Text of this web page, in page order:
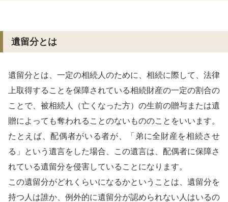
遺留分とは
遺留分とは、一定の相続人のために、相続に際して、法律
上取得することを保障されている相続財産の一定の割合の
ことで、被相続人（亡くなった方）の生前の贈与または遺
贈によっても奪われることのないもののことをいいます。
たとえば、配偶者がいる者が、「弟に全財産を相続させ
る」という遺言をした場合、この遺言は、配偶者に保障さ
れている遺留分を侵害していることになります。
この遺留分がどれくらいになるかということは、遺留分を
持つ人は誰か、例外的に遺留分が認められない人はいるの